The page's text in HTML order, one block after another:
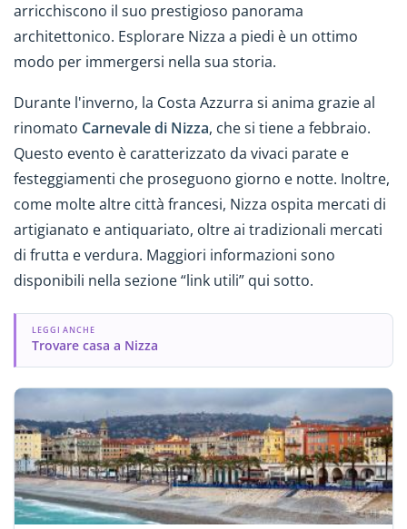
arricchiscono il suo prestigioso panorama
architettonico. Esplorare Nizza a piedi è un ottimo
modo per immergersi nella sua storia.
Durante l'inverno, la Costa Azzurra si anima grazie al
rinomato Carnevale di Nizza, che si tiene a febbraio.
Questo evento è caratterizzato da vivaci parate e
festeggiamenti che proseguono giorno e notte. Inoltre,
come molte altre città francesi, Nizza ospita mercati di
artigianato e antiquariato, oltre ai tradizionali mercati
di frutta e verdura. Maggiori informazioni sono
disponibili nella sezione “link utili” qui sotto.
LEGGI ANCHE
Trovare casa a Nizza